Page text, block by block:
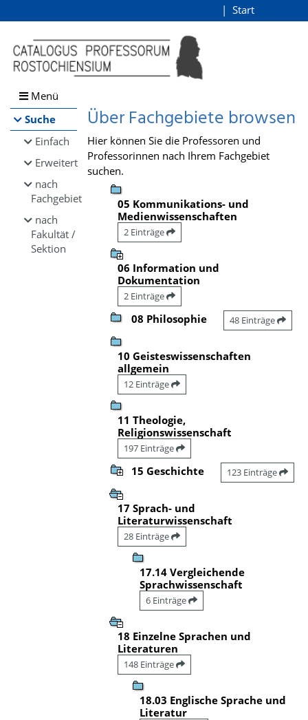
Browsen
direkt zum Inhalt
Start
Menü
Suche
Einfach
Erweitert
nach
Fachgebiet
nach
Fakultät /
Sektion
Über Fachgebiete browsen
Hier können Sie die Professoren und
Professorinnen nach Ihrem Fachgebiet
suchen.
05 Kommunikations- und
Medienwissenschaften
2 Einträge
06 Information und
Dokumentation
2 Einträge
08 Philosophie 48 Einträge
10 Geisteswissenschaften
allgemein
12 Einträge
11 Theologie,
Religionswissenschaft
197 Einträge
15 Geschichte 123 Einträge
17 Sprach- und
Literaturwissenschaft
28 Einträge
17.14 Vergleichende
Sprachwissenschaft
6 Einträge
18 Einzelne Sprachen und
Literaturen
148 Einträge
18.03 Englische Sprache und
Literatur